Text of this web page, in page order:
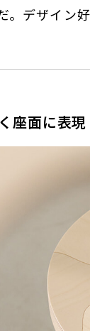
デザイン
座面に表現